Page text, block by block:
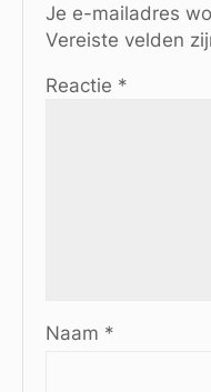
Je e-mailadres
Vereiste velden
Reactie *
Naam *